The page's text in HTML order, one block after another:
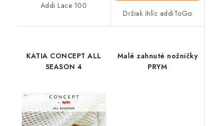
Addi Lace 100
Držiak ihlíc addiToGo
KATIA CONCEPT ALL
SEASON 4
Malé zahnuté nožničky
PRYM